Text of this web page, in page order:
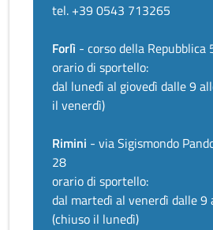
tel. +39 0543 713265
Forlì - corso della Repubblica
orario di sportello:
dal lunedì al giovedì dalle 9
il venerdì)
Rimini - via Sigismondo
28
orario di sportello:
dal martedì al venerdì dalle 9
(chiuso il lunedì)